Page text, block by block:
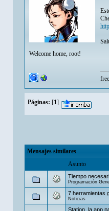
Welcome home, root!
Páginas: [1]
Mensajes similares
Asunto
Tiempo
Programación
7 herramientas
Noticias
Station, la app